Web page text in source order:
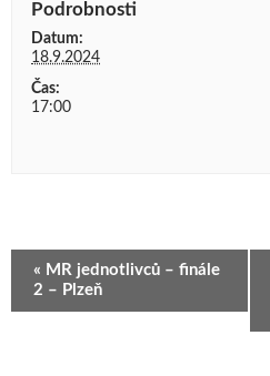
Podrobnosti
Datum:
18.9.2024
Čas:
17:00
Navigace
pro
Akce
« MR jednotlivců – finále
2 – Plzeň